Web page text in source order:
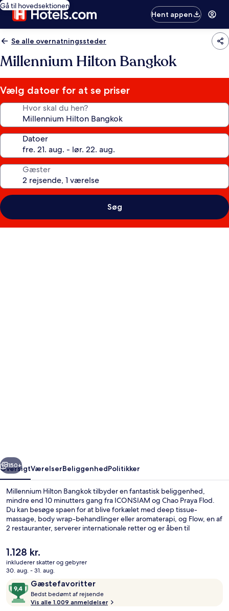
Gå til hovedsektionen
Hent appen
Se alle overnatningssteder
Millennium Hilton Bangkok
Vælg datoer for at se priser
Hvor skal du hen?
Datoer
Gæster
Søg
Næste
150+
OversigtVærelserBeliggenhedPolitikker
Millennium Hilton Bangkok tilbyder en fantastisk beliggenhed,
mindre end 10 minutters gang fra ICONSIAM og Chao Praya Flod.
Du kan besøge spaen for at blive forkælet med deep tissue-
massage, body wrap-behandlinger eller aromaterapi, og Flow, en af
2 restauranter, serverer internationale retter og er åben til
hotel med luksusfaciliteter omfatter 2 barer/lounger, en udendørs
pool og en bar ved poolen. Rejsende har kun godt at sige om
stedets hjælpsomme personale og morgenmad.
Overnatningsstedet ligger kun en kort gåtur fra offentlig transport:
Charoen Nakhon Station ligger 3 minutter væk og Khlong San
Station ligger 5 minutter derfra.
Den
nuværende
pris
1.128 kr.
1.128 kr.
inkluderer skatter og gebyrer
30. aug. - 31. aug.
AnmeldelserGæstefavoritter
9,4
ud
af
Bedst bedømt af rejsende
e
Vis alle 1.009 anmeldelser